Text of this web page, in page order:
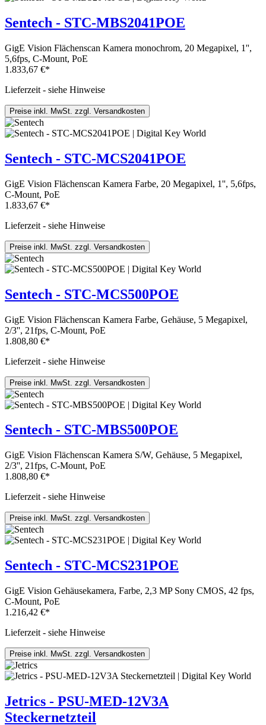
Sentech - STC-MBS2041POE
GigE Vision Flächenscan Kamera monochrom, 20 Megapixel, 1'',
5,6fps, C-Mount, PoE
1.833,67 €*
Lieferzeit - siehe Hinweise
Preise inkl. MwSt. zzgl. Versandkosten
Sentech - STC-MCS2041POE
GigE Vision Flächenscan Kamera Farbe, 20 Megapixel, 1'', 5,6fps,
C-Mount, PoE
1.833,67 €*
Lieferzeit - siehe Hinweise
Preise inkl. MwSt. zzgl. Versandkosten
Sentech - STC-MCS500POE
GigE Vision Flächenscan Kamera Farbe, Gehäuse, 5 Megapixel,
2/3'', 21fps, C-Mount, PoE
1.808,80 €*
Lieferzeit - siehe Hinweise
Preise inkl. MwSt. zzgl. Versandkosten
Sentech - STC-MBS500POE
GigE Vision Flächenscan Kamera S/W, Gehäuse, 5 Megapixel,
2/3'', 21fps, C-Mount, PoE
1.808,80 €*
Lieferzeit - siehe Hinweise
Preise inkl. MwSt. zzgl. Versandkosten
Sentech - STC-MCS231POE
GigE Vision Gehäusekamera, Farbe, 2,3 MP Sony CMOS, 42 fps,
C-Mount, PoE
1.216,42 €*
Lieferzeit - siehe Hinweise
Preise inkl. MwSt. zzgl. Versandkosten
Jetrics - PSU-MED-12V3A
Steckernetzteil